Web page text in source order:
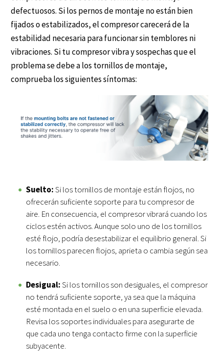
defectuosos. Si los pernos de montaje no están bien
fijados o estabilizados, el compresor carecerá de la
estabilidad necesaria para funcionar sin temblores ni
vibraciones. Si tu compresor vibra y sospechas que el
problema se debe a los tornillos de montaje,
comprueba los siguientes síntomas:
Suelto:Si los tornillos de montaje están flojos, no
ofrecerán suficiente soporte para tu compresor de
aire. En consecuencia, el compresor vibrará cuando los
ciclos estén activos. Aunque solo uno de los tornillos
esté flojo, podría desestabilizar el equilibrio general. Si
los tornillos parecen flojos, aprieta o cambia según sea
necesario.
Desigual:Si los tornillos son desiguales, el compresor
no tendrá suficiente soporte, ya sea que la máquina
esté montada en el suelo o en una superficie elevada.
Revisa los soportes individuales para asegurarte de
que cada uno tenga contacto firme con la superficie
subyacente.